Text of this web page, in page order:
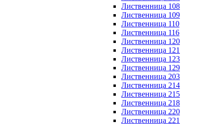
Лиственница 108
Лиственница 109
Лиственница 110
Лиственница 116
Лиственница 120
Лиственница 121
Лиственница 123
Лиственница 129
Лиственница 203
Лиственница 214
Лиственница 215
Лиственница 218
Лиственница 220
Лиственница 221